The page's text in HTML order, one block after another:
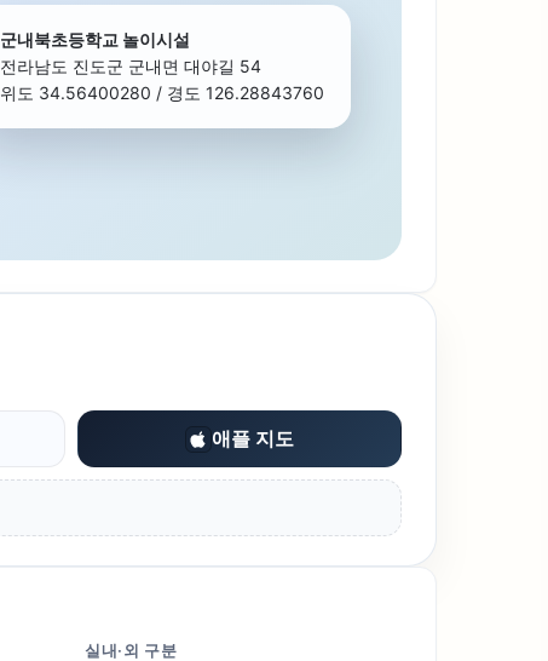
군내북초등학교 놀이시설
전라남도 진도군 군내면 대야길 54
위도 34.56400280 / 경도 126.28843760
애플 지도
실내·외 구분